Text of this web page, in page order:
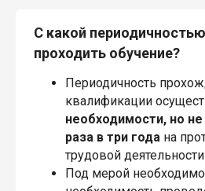
С какой
проходить обучение?
Периодичность
квалификации
необходимости, но
раза в три года на
трудовой
Под мерой